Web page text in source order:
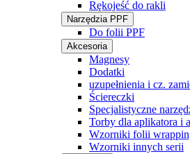
Rękojeść do rakli
Narzędzia PPF
Do folii PPF
Akcesoria
Magnesy
Dodatki
uzupełnienia i cz.
Ściereczki
Specjalistyczne
Torby dla aplikatora i
Wzorniki folii
Wzorniki innych serii